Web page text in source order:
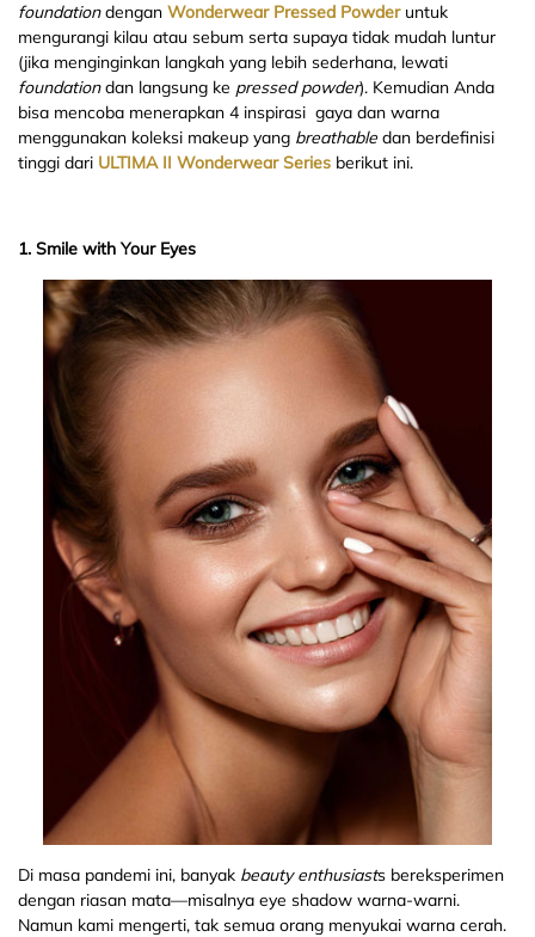
foundationdengan Wonderwear Pressed Powderuntuk
mengurangi kilau atau sebum serta supaya tidak mudah luntur
(jika menginginkan langkah yang lebih sederhana, lewati
foundationdan langsung ke pressed powder). Kemudian Anda
bisa mencoba menerapkan 4 inspirasi gaya dan warna
menggunakan koleksi makeup yang breathable dan berdefinisi
tinggi dari ULTIMA II Wonderwear Series berikut ini.
1. Smile with Your Eyes
Di masa pandemi ini, banyak beauty enthusiasts bereksperimen
dengan riasan mata—misalnya eye shadow warna-warni.
Namun kami mengerti, tak semua orang menyukai warna cerah.